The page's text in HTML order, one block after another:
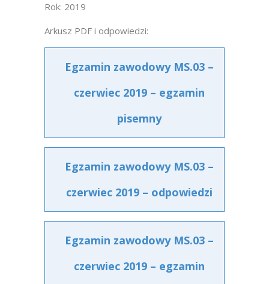
Rok: 2019
Arkusz PDF i odpowiedzi:
Egzamin zawodowy MS.03 –
czerwiec 2019 – egzamin
pisemny
Egzamin zawodowy MS.03 –
czerwiec 2019 – odpowiedzi
Egzamin zawodowy MS.03 –
czerwiec 2019 – egzamin